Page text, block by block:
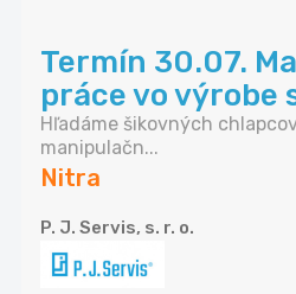
Termín 30.07.
práce vo výrobe
Hľadáme šikovných
manipulačn...
Nitra
P. J. Servis, s. r. o.